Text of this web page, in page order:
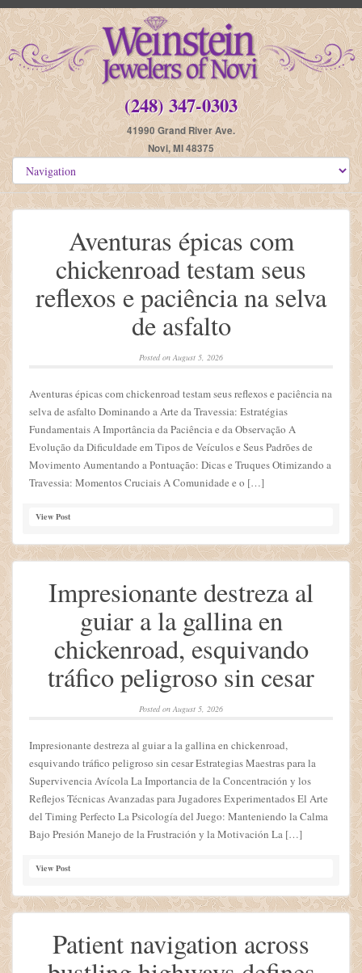
(248) 347-0303
41990 Grand River Ave.
Novi, MI 48375
Aventuras épicas com
chickenroad testam seus
reflexos e paciência na selva
de asfalto
Posted on August 5, 2026
Aventuras épicas com chickenroad testam seus reflexos e paciência na
selva de asfalto Dominando a Arte da Travessia: Estratégias
Fundamentais A Importância da Paciência e da Observação A
Evolução da Dificuldade em Tipos de Veículos e Seus Padrões de
Movimento Aumentando a Pontuação: Dicas e Truques Otimizando a
Travessia: Momentos Cruciais A Comunidade e o […]
View Post
Impresionante destreza al
guiar a la gallina en
chickenroad, esquivando
tráfico peligroso sin cesar
Posted on August 5, 2026
Impresionante destreza al guiar a la gallina en chickenroad,
esquivando tráfico peligroso sin cesar Estrategias Maestras para la
Supervivencia Avícola La Importancia de la Concentración y los
Reflejos Técnicas Avanzadas para Jugadores Experimentados El Arte
del Timing Perfecto La Psicología del Juego: Manteniendo la Calma
Bajo Presión Manejo de la Frustración y la Motivación La […]
View Post
Patient navigation across